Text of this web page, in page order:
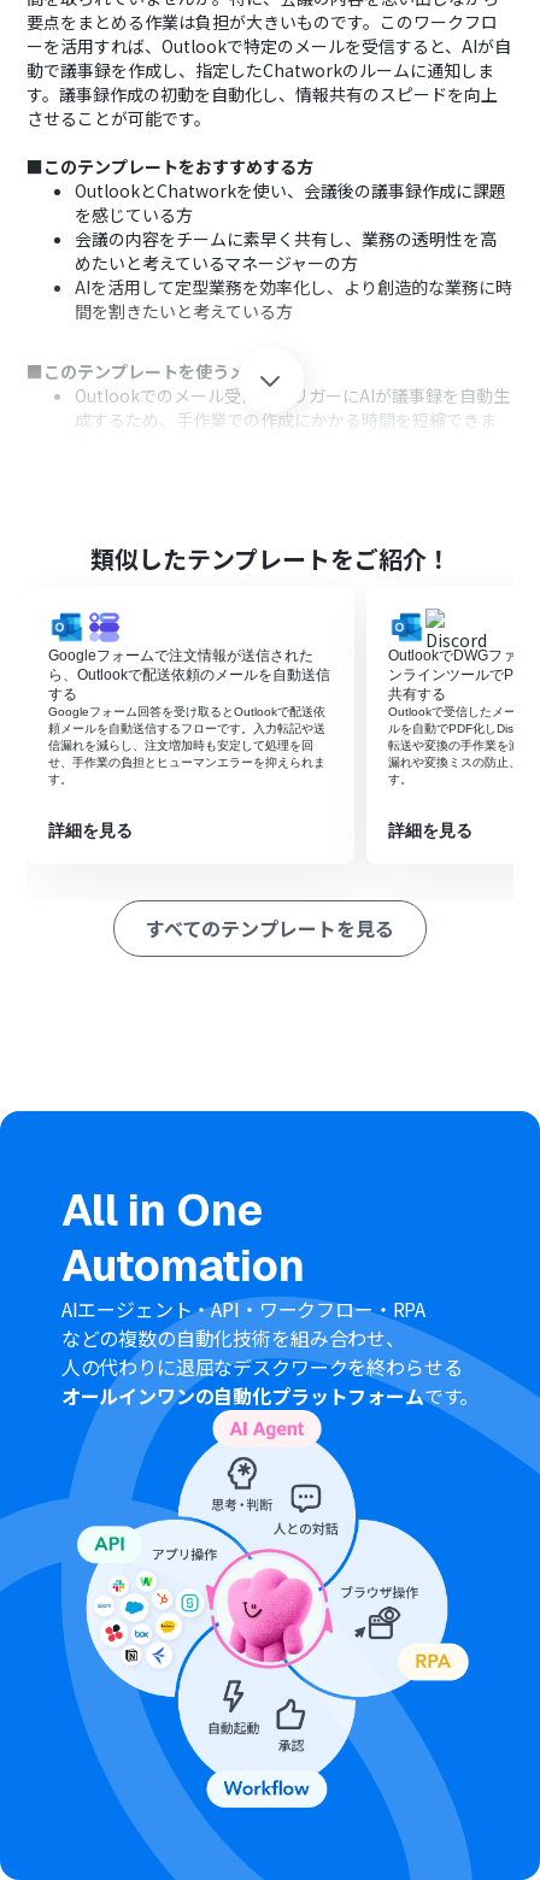
要点をまとめる作業は負担が大きいものです。このワークフロ
ーを活用すれば、Outlookで特定のメールを受信すると、AIが自
動で議事録を作成し、指定したChatworkのルームに通知しま
す。議事録作成の初動を自動化し、情報共有のスピードを向上
させることが可能です。
■このテンプレートをおすすめする方
OutlookとChatworkを使い、会議後の議事録作成に課題
を感じている方
会議の内容をチームに素早く共有し、業務の透明性を高
めたいと考えているマネージャーの方
AIを活用して定型業務を効率化し、より創造的な業務に時
間を割きたいと考えている方
■このテンプレートを使うメリット
Outlookでのメール受信をトリガーにAIが議事録を自動生
成するため、手作業での作成にかかる時間を短縮できま
■フローボットの流れ
次に、トリガーでOutlookを選択し、「特定の件名のメー
ルを受信したら」というアクションを設定します。
次に、オペレーションでAI機能を選択し、「テキストを生
成する」アクションを設定して、受信したメールの内容を
基に議事録を作成するよう指示します。
最後に、オペレーションでChatworkの「メッセージを送
る」アクションを設定し、AIが生成した議事録を指定のル
※「トリガー」：フロー起動のきっかけとなるアクション、「オ
■このワークフローのカスタムポイント
Outlookのトリガー設定では、フローを起動させるメール
さい。
トリガーは5分、10分、15分、30分、60分の間隔で起動
間隔を選択できます。
プランによって最短の起動間隔が異なりますので、ご注意
ください。
類似したテンプレートをご紹介！
Googleフォームで注文情報が送信された
ら、Outlookで配送依頼のメールを自動送信
する
Googleフォーム回答を受け取るとOutlookで配送依
頼メールを自動送信するフローです。入力転記や送
信漏れを減らし、注文増加時も安定して処理を回
せ、手作業の負担とヒューマンエラーを抑えられま
す。
詳細を見る
OutlookでDWGファイ
ンラインツールで
共有する
Outlookで受信したメール
ルを自動でPDF化し
転送や変換の手作業を減ら
漏れや変換ミスの防止、業
す。
詳細を見る
すべてのテンプレートを見る
All in One
Automation
AIエージェント・API・ワークフロー・RPA
などの複数の自動化技術を組み合わせ、
人の代わりに退屈なデスクワークを終わらせる
オールインワンの自動化プラットフォームです。